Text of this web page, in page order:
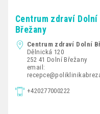
Centrum zdraví Dolní
Břežany
Centrum zdraví Dolní
Dělnická 120
252 41 Dolní Břežany
email:
+420277000222